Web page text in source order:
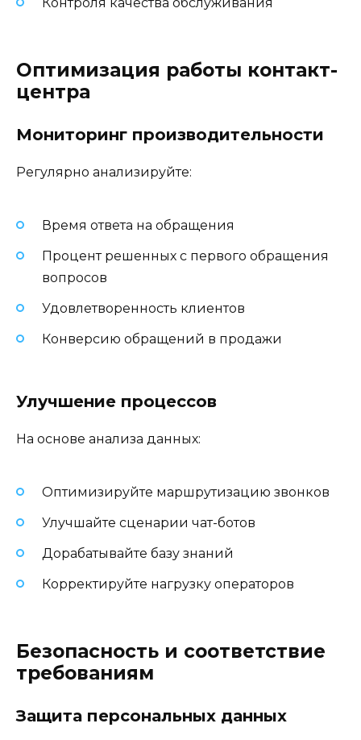
Оптимизация работы контакт-
центра
Мониторинг производительности
Регулярно анализируйте:
Время ответа на обращения
Процент решенных с первого обращения
вопросов
Удовлетворенность клиентов
Конверсию обращений в продажи
Улучшение процессов
На основе анализа данных:
Оптимизируйте маршрутизацию звонков
Улучшайте сценарии чат-ботов
Дорабатывайте базу знаний
Корректируйте нагрузку операторов
Безопасность и соответствие
требованиям
Защита персональных данных